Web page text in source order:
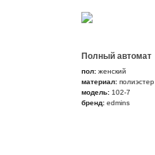
Полный автомат
пол: женский
материал: полиэстер
модель: 102-7
бренд: edmins